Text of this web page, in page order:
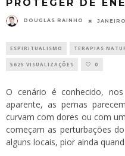
PROTEGER DE
DOUGLAS RAINHO
ESPIRITUALISMO TERAPIAS
5625 VISUALIZAÇÕES 0
O cenário é conhecido,
aparente, as pernas
curvam com dores ou com
começam as perturbações
alguns locais, pior ainda